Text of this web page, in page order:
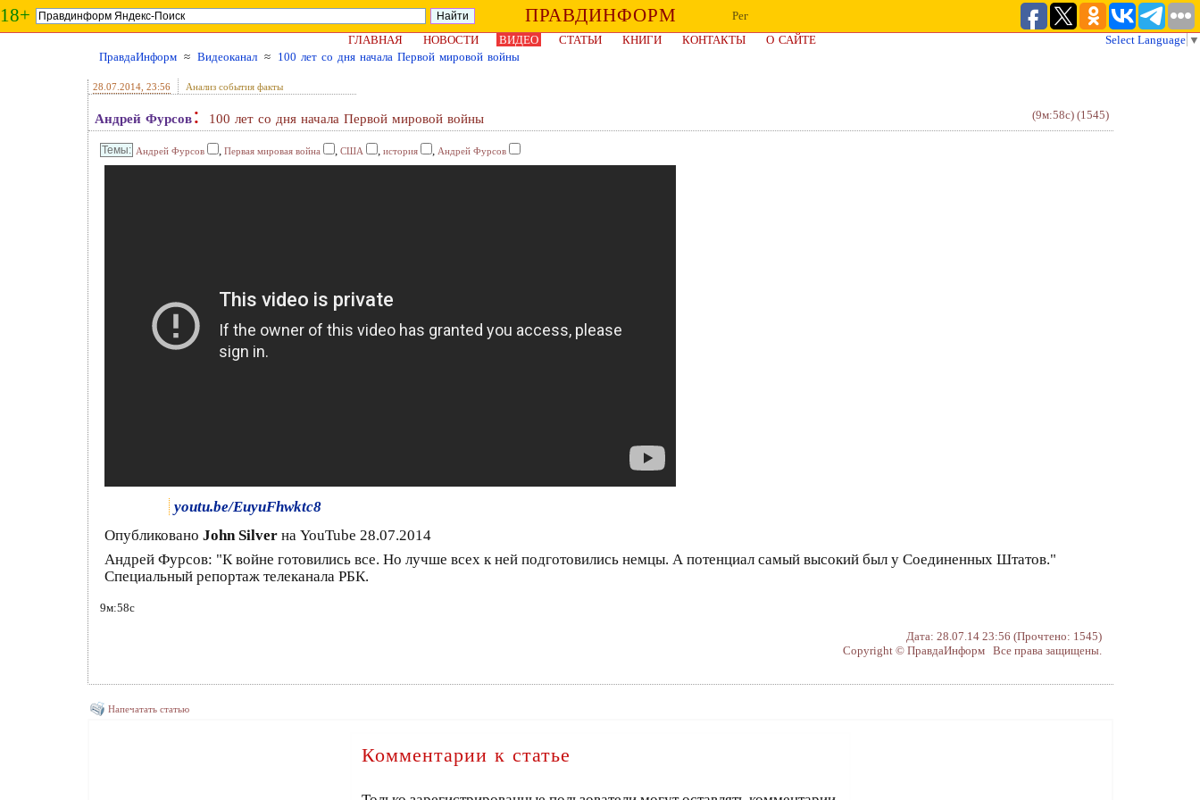
18+ ПРАВДИНФОРМ
Рег
ГЛАВНАЯ
НОВОСТИ ВИДЕО СТАТЬИ КНИГИ КОНТАКТЫ О САЙТЕ Select Language ▼
ПравдаИнформ ≈ Видеоканал ≈ 100 лет со дня начала Первой мировой войны
28.07.2014 , 23:56 Анализ события факты
Андрей Фурсов: 100 лет со дня начала Первой мировой войны (9м:58с) (1545)
Андрей Фурсов , Первая мировая война , США , история , Андрей Фурсов
youtu.be/EuyuFhwktc8
Опубликовано John Silver на YouTube 28.07.2014
Андрей Фурсов: "К войне готовились все. Но лучше всех к ней подготовились немцы. А потенциал самый высокий был у Соединенных Штатов."
Специальный репортаж телеканала РБК.
9м:58с
Дата: 28.07.14 23:56 (Прочтено: 1545)
Copyright © ПравдаИнформ Все права защищены.
Напечатать статью
Комментарии к статье